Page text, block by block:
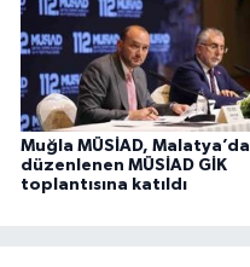
Muğla MÜSİAD, Malatya’da
düzenlenen MÜSİAD GİK
toplantısına katıldı